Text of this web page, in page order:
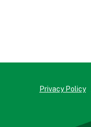
Privacy Policy